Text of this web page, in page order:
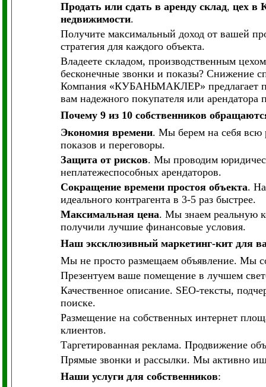
Продать или сдать в аренду склад, цех в
недвижимости.
Получите максимальный доход от вашей
стратегия для каждого объекта.
Владеете складом, производственным
бесконечные звонки и показы? Снижение
Компания «КУБАНЬМАКЛЕР» предлагает
вам надежного покупателя или
Почему 9 из 10 собственников
Экономия времени. Мы берем на себя всю
показов и переговоры.
Защита от рисков. Мы проводим
неплатежеспособных арендаторов.
Сокращение времени простоя объекта.
идеального контрагента в 3-5 раз быстрее.
Максимальная цена. Мы знаем реальную
получили лучшие финансовые условия.
Наш эксклюзивный маркетинг-кит для
Мы не просто размещаем объявление. Мы
Презентуем ваше помещение в лучшем
Качественное описание. SEO-тексты,
поиске.
Размещение на собственных интернет
клиентов.
Таргетированная реклама. Продвижение
Прямые звонки и рассылки. Мы активно
Наши услуги для собственников: